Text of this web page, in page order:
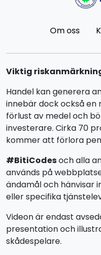
Om oss
Viktig
Handel kan generera
innebär dock också
förlust av medel och
investerare. Cirka 70
kommer att förlora
#BitiCodesoch alla
används på
ändamål och hänvisar
eller specifika
Videon är endast
presentation och
skådespelare.